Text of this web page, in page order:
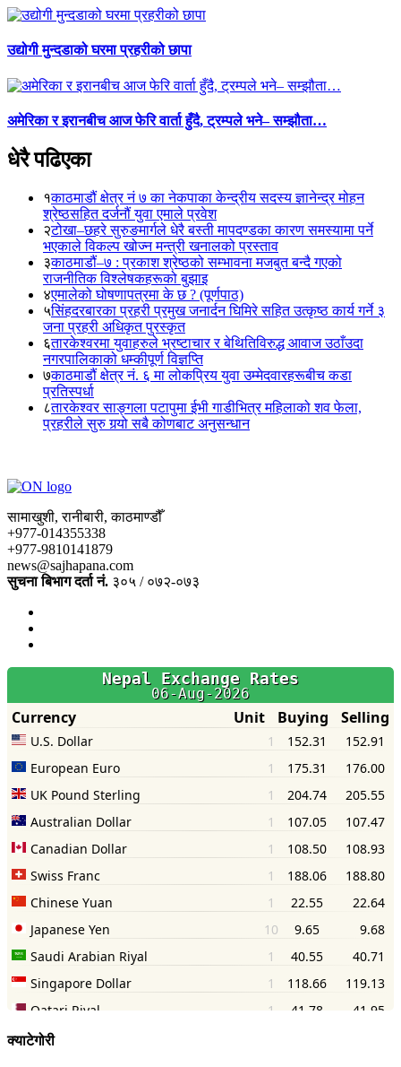
उद्योगी मुन्दडाको घरमा प्रहरीको छापा
अमेरिका र इरानबीच आज फेरि वार्ता हुँदै, ट्रम्पले भने– सम्झौता…
धेरै पढिएका
१काठमाडौं क्षेत्र नं ७ का नेकपाका केन्द्रीय सदस्य ज्ञानेन्द्र मोहन
श्रेष्ठसहित दर्जनौं युवा एमाले प्रवेश
२टोखा–छहरे सुरुङमार्गले धेरै बस्ती मापदण्डका कारण समस्यामा पर्ने
भएकाले विकल्प खोज्न मन्त्री खनालको प्रस्ताव
३काठमाडौं–७ : प्रकाश श्रेष्ठको सम्भावना मजबुत बन्दै गएको
राजनीतिक विश्लेषकहरूको बुझाइ
४एमालेको घोषणापत्रमा के छ ? (पूर्णपाठ)
५सिंहदरबारका प्रहरी प्रमुख जनार्दन घिमिरे सहित उत्कृष्ठ कार्य गर्ने ३
जना प्रहरी अधिकृत पुरस्कृत
६तारकेश्वरमा युवाहरुले भ्रष्टाचार र बेथितिविरुद्ध आवाज उठाँउदा
नगरपालिकाको धम्कीपूर्ण विज्ञप्ति
७काठमाडौं क्षेत्र नं. ६ मा लोकप्रिय युवा उम्मेदवारहरूबीच कडा
प्रतिस्पर्धा
८तारकेश्वर साङ्गला पटापुमा ईभी गाडीभित्र महिलाको शव फेला,
प्रहरीले सुरु गर्‍यो सबै कोणबाट अनुसन्धान
सामाखुशी, रानीबारी, काठमाण्डौँ
+977-014355338
+977-9810141879
news@sajhapana.com
सुचना बिभाग दर्ता नं. ३०५ / ०७२-०७३
क्याटेगोरी